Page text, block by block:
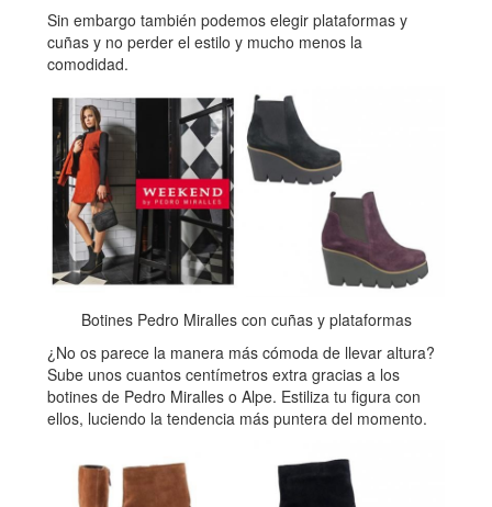
Sin embargo también podemos elegir plataformas y
cuñas y no perder el estilo y mucho menos la
comodidad.
Botines Pedro Miralles con cuñas y plataformas
¿No os parece la manera más cómoda de llevar altura?
Sube unos cuantos centímetros extra gracias a los
botines de Pedro Miralles o Alpe. Estiliza tu figura con
ellos, luciendo la tendencia más puntera del momento.